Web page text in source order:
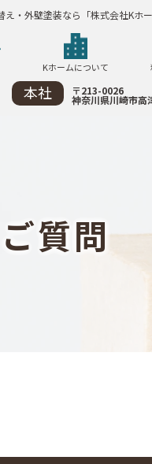
・外壁塗装なら「株式会社Kホ
Kホームについて
本社 〒213-0026
神奈川県川崎市
ご質問